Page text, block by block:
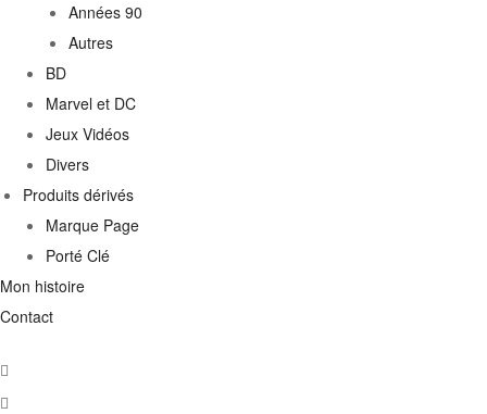
Années 90
Autres
BD
Marvel et DC
Jeux Vidéos
Divers
Produits dérivés
Marque Page
Porté Clé
Mon histoire
Contact